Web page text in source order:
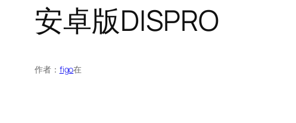
安卓版DISPRO
作者： figo在